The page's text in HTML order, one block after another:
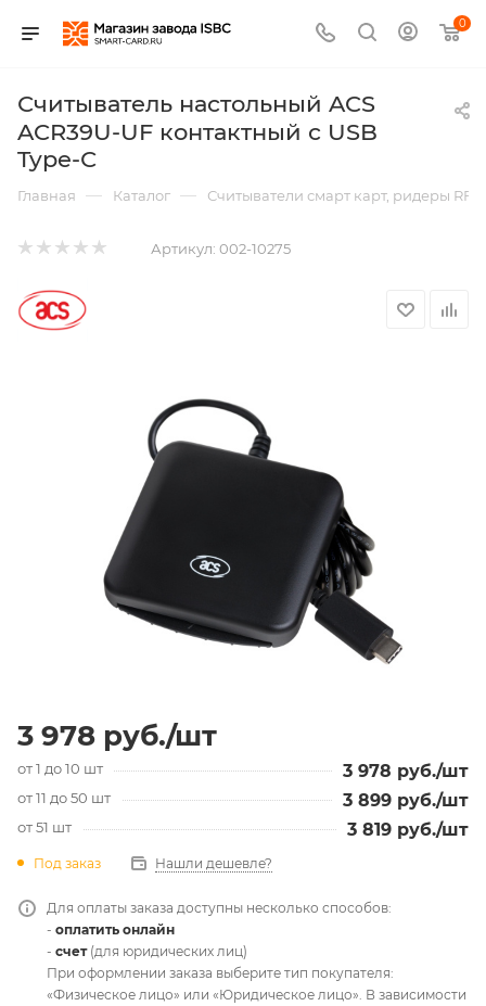
0
Считыватель настольный ACS
ACR39U-UF контактный с USB
Type-С
Главная — Каталог — Считыватели смарт карт, ридеры
Артикул: 002-10275
3 978 руб./шт
от 1 до 10 шт 3 978 руб./шт
от 11 до 50 шт 3 899 руб./шт
от 51 шт 3 819 руб./шт
Под заказ Нашли дешевле?
Для оплаты заказа доступны несколько способов:
- оплатить онлайн
- счет(для юридических лиц)
При оформлении заказа выберите тип покупателя:
«Физическое лицо» или «Юридическое лицо». В зависимости